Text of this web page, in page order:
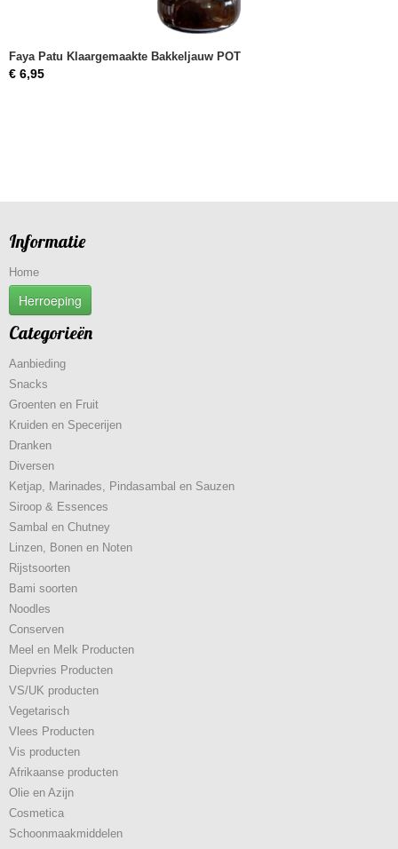
Faya Patu Klaargemaakte Bakkeljauw POT
€ 6,95
Informatie
Home
Herroeping
Categorieën
Aanbieding
Snacks
Groenten en Fruit
Kruiden en Specerijen
Dranken
Diversen
Ketjap, Marinades, Pindasambal en Sauzen
Siroop & Essences
Sambal en Chutney
Linzen, Bonen en Noten
Rijstsoorten
Bami soorten
Noodles
Conserven
Meel en Melk Producten
Diepvries Producten
VS/UK producten
Vegetarisch
Vlees Producten
Vis producten
Afrikaanse producten
Olie en Azijn
Cosmetica
Schoonmaakmiddelen